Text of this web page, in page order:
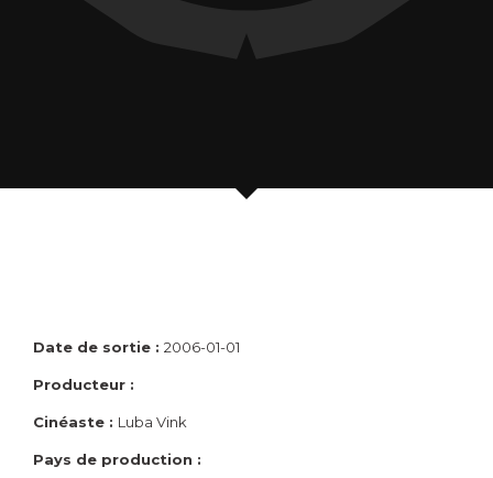
Date de sortie : 2006-01-01
Producteur :
Cinéaste : Luba Vink
Pays de production :